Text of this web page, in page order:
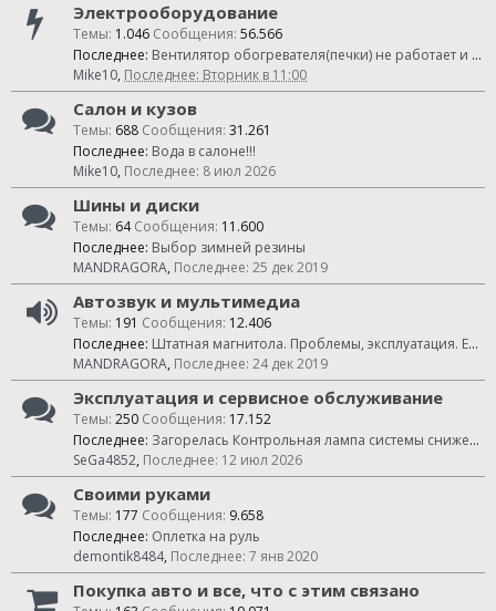
Электрооборудование
Темы: 1.046 Сообщения: 56.566
Последнее: Вентилятор обогревателя(печки) не работает и др.проблемы
Mike10, Вторник в 11:00
Салон и кузов
Темы: 688 Сообщения: 31.261
Последнее: Вода в салоне!!!
Mike10, 8 июл 2026
Шины и диски
Темы: 64 Сообщения: 11.600
Последнее: Выбор зимней резины
MANDRAGORA, 25 дек 2019
Автозвук и мультимедиа
Темы: 191 Сообщения: 12.406
Последнее: Штатная магнитола. Проблемы, эксплуатация. Единая тема
MANDRAGORA, 24 дек 2019
Эксплуатация и сервисное обслуживание
Темы: 250 Сообщения: 17.152
Последнее: Загорелась Контрольная лампа системы снижения токсичности отработавших газов.
SeGa4852, 12 июл 2026
Своими руками
Темы: 177 Сообщения: 9.658
Последнее: Оплетка на руль
demontik8484, 7 янв 2020
Покупка авто и все, что с этим связано